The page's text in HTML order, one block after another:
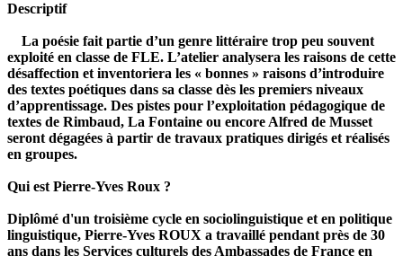
Descriptif
La poésie fait partie d’un genre littéraire trop peu souvent
exploité en classe de FLE. L’atelier analysera les raisons de cette
désaffection et inventoriera les « bonnes » raisons d’introduire
des textes poétiques dans sa classe dès les premiers niveaux
d’apprentissage. Des pistes pour l’exploitation pédagogique de
textes de Rimbaud, La Fontaine ou encore Alfred de Musset
seront dégagées à partir de travaux pratiques dirigés et réalisés
en groupes.
Qui est Pierre-Yves Roux ?
Diplômé d'un troisième cycle en sociolinguistique et en politique
linguistique, Pierre-Yves ROUX a travaillé pendant près de 30
ans dans les Services culturels des Ambassades de France en